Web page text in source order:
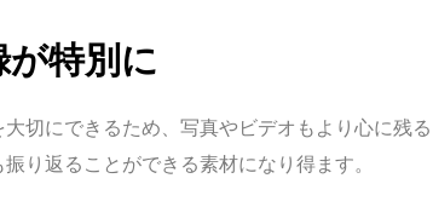
特別に
切にできるため、写真やビデオもより心に残
り返ることができる素材になり得ます。